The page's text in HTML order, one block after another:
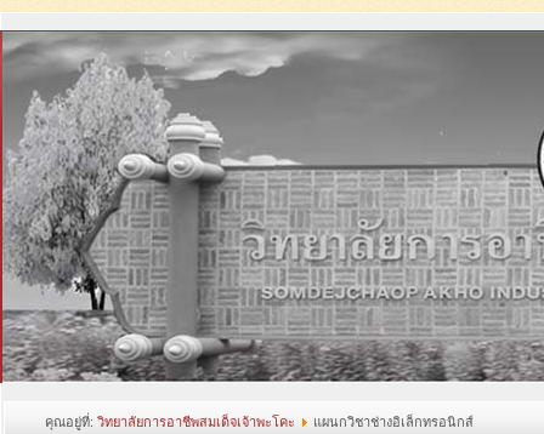
คุณอยู่ที่: วิทยาลัยการอาชีพสมเด็จเจ้าพะโคะ แผนกวิชาช่างอิเล็กทรอนิกส์